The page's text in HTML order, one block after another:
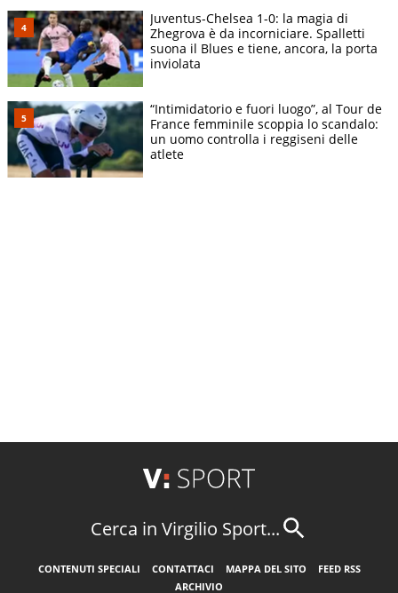
Juventus-Chelsea 1-0: la magia di
Zhegrova è da incorniciare. Spalletti
suona il Blues e tiene, ancora, la porta
inviolata
“Intimidatorio e fuori luogo”, al Tour de
France femminile scoppia lo scandalo:
un uomo controlla i reggiseni delle
atlete
Cerca in Virgilio Sport...
CONTENUTI SPECIALI CONTATTACI MAPPA DEL SITO
FEED RSS
ARCHIVIO